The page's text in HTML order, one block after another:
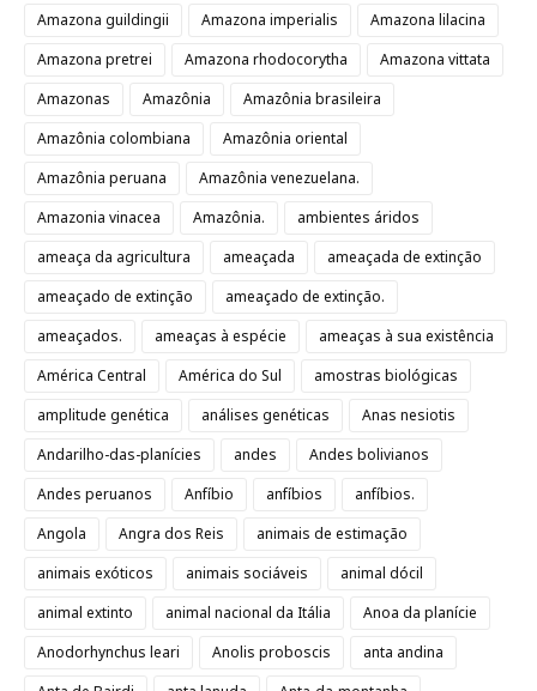
Amazona guildingii
Amazona imperialis
Amazona lilacina
Amazona pretrei
Amazona rhodocorytha
Amazona vittata
Amazonas
Amazônia
Amazônia brasileira
Amazônia colombiana
Amazônia oriental
Amazônia peruana
Amazônia venezuelana.
Amazonia vinacea
Amazônia.
ambientes áridos
ameaça da agricultura
ameaçada
ameaçada de extinção
ameaçado de extinção
ameaçado de extinção.
ameaçados.
ameaças à espécie
ameaças à sua existência
América Central
América do Sul
amostras biológicas
amplitude genética
análises genéticas
Anas nesiotis
Andarilho-das-planícies
andes
Andes bolivianos
Andes peruanos
Anfíbio anfíbios
anfíbios.
Angola
Angra dos Reis
animais de estimação
animais exóticos
animais sociáveis
animal dócil
animal extinto
animal nacional da Itália
Anoa da planície
Anodorhynchus leari
Anolis proboscis
anta andina